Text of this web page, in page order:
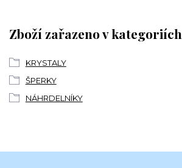
Zboží zařazeno v kategoriích
KRYSTALY
ŠPERKY
NÁHRDELNÍKY